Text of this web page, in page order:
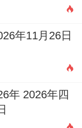
年11月26日
年 2026年四